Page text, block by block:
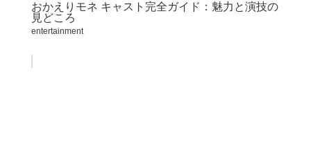
おかえりモネ キャスト完全ガイド：魅力と演技の
見どころ
entertainment